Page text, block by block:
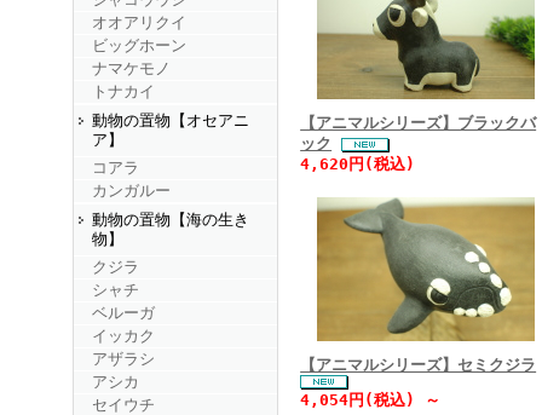
オオアリクイ
ビッグホーン
ナマケモノ
トナカイ
動物の置物【オセアニ
ア】
コアラ
カンガルー
動物の置物【海の生き
物】
クジラ
シャチ
ベルーガ
イッカク
アザラシ
アシカ
セイウチ
【アニマルシリーズ】ブラックバ
ック
4,620円(税込)
【アニマルシリーズ】セミクジラ
4,054円(税込) ～